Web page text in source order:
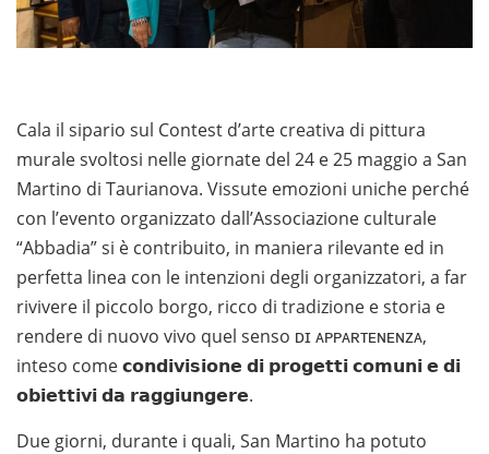
Cala il sipario sul Contest d’arte creativa di pittura
murale svoltosi nelle giornate del 24 e 25 maggio a San
Martino di Taurianova. Vissute emozioni uniche perché
con l’evento organizzato dall’Associazione culturale
“Abbadia” si è contribuito, in maniera rilevante ed in
perfetta linea con le intenzioni degli organizzatori, a far
rivivere il piccolo borgo, ricco di tradizione e storia e
rendere di nuovo vivo quel senso ᴅɪ ᴀᴘᴘᴀʀᴛᴇɴᴇɴᴢᴀ,
inteso come 𝗰𝗼𝗻𝗱𝗶𝘃𝗶𝘀𝗶𝗼𝗻𝗲 𝗱𝗶 𝗽𝗿𝗼𝗴𝗲𝘁𝘁𝗶 𝗰𝗼𝗺𝘂𝗻𝗶 𝗲 𝗱𝗶
𝗼𝗯𝗶𝗲𝘁𝘁𝗶𝘃𝗶 𝗱𝗮 𝗿𝗮𝗴𝗴𝗶𝘂𝗻𝗴𝗲𝗿𝗲.
Due giorni, durante i quali, San Martino ha potuto